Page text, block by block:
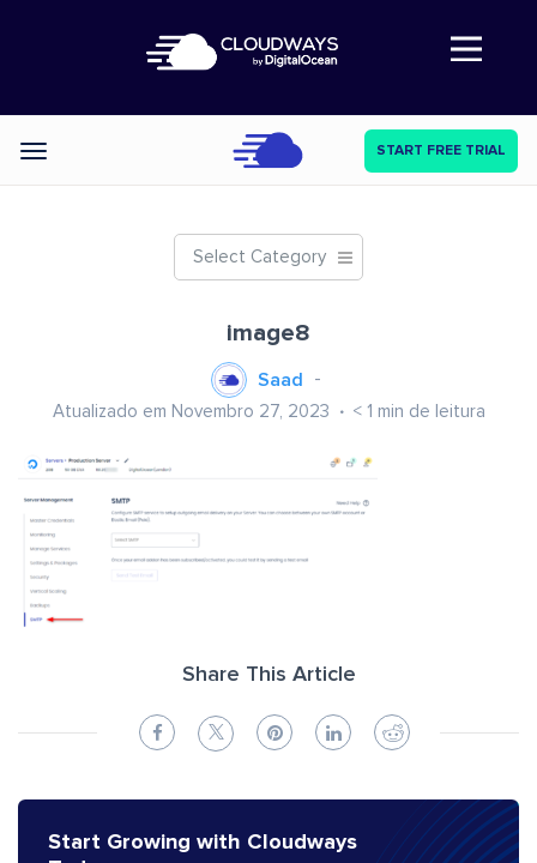
Abre a navegação
Categories START FREE TRIAL
Select Category
image8
Saad
Atualizado em Novembro 27, 2023 < 1 min de leitura
Share This Article
Start Growing with Cloudways